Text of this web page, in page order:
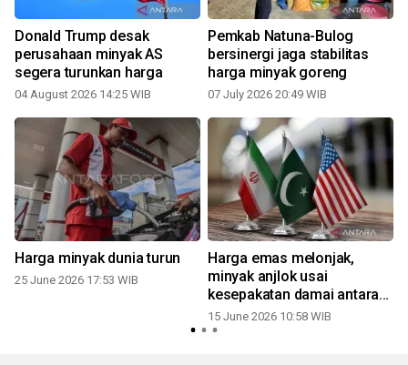
Donald Trump desak
perusahaan minyak AS
segera turunkan harga
04 August 2026 14:25 WIB
Pemkab Natuna-Bulog
bersinergi jaga stabilitas
harga minyak goreng
07 July 2026 20:49 WIB
Harga minyak dunia turun
25 June 2026 17:53 WIB
Harga emas melonjak,
minyak anjlok usai
kesepakatan damai antara
AS dan Iran
15 June 2026 10:58 WIB